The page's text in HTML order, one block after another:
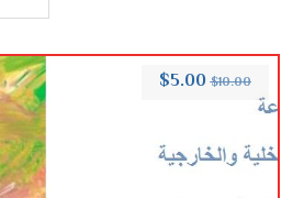
$10.00
$5.00